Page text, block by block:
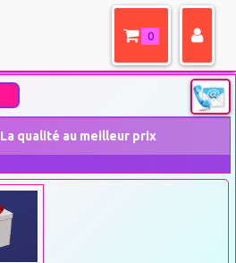
La qualité au meilleur prix
0